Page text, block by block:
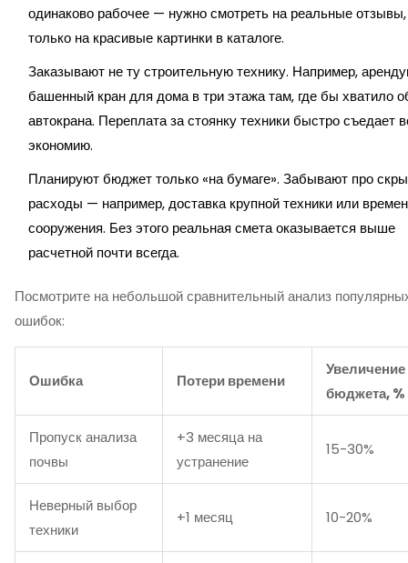
одинаково рабочее — нужно смотреть на реальные
только на красивые картинки в каталоге.
Заказывают не ту строительную технику. Например,
башенный кран для дома в три этажа там, где бы хватило
автокрана. Переплата за стоянку техники быстро съедает
экономию.
Планируют бюджет только «на бумаге». Забывают про
расходы — например, доставка крупной техники или
сооружения. Без этого реальная смета оказывается выше
расчетной почти всегда.
Посмотрите на небольшой сравнительный анализ
ошибок:
Ошибка Потери времени
Увеличение
бюджета, %
Пропуск анализа
почвы
+3 месяца на
устранение
15-30%
Неверный выбор
техники
+1 месяц 10-20%